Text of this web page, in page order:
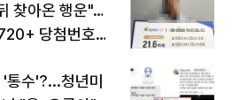
찾아온 행운"…
당첨번호조
통수'?...청년미